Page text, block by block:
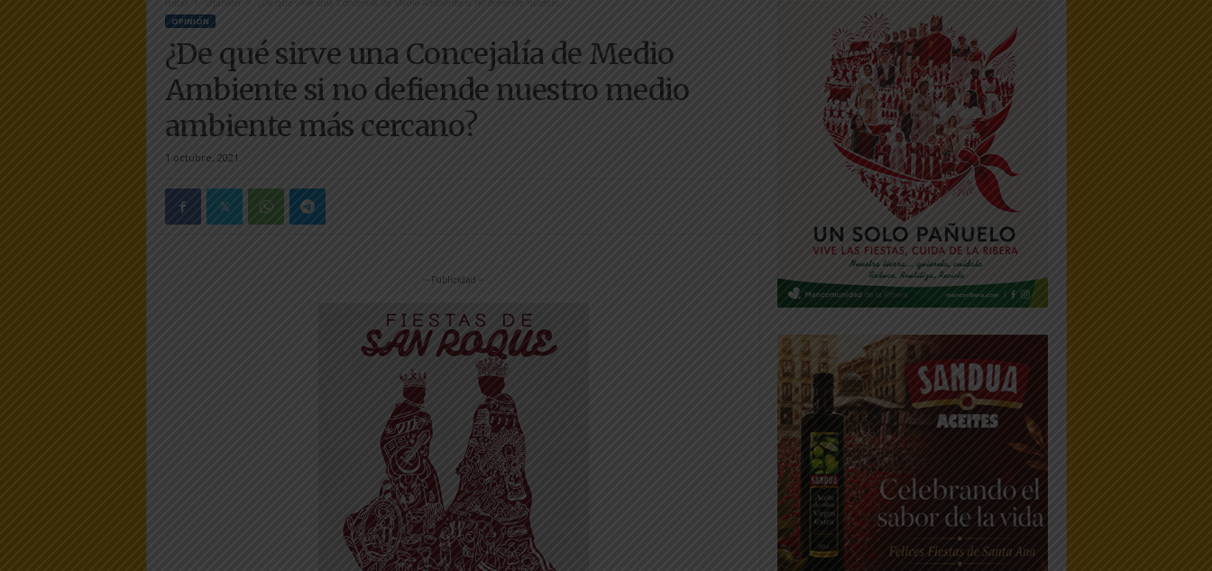
Opinión ¿De qué sirve una Concejalía de Medio Ambiente si no defiende nuestro...
OPINIÓN
¿De qué sirve una Concejalía de Medio
Ambiente si no defiende nuestro medio
ambiente más cercano?
1 octubre, 2021
-- Publicidad --